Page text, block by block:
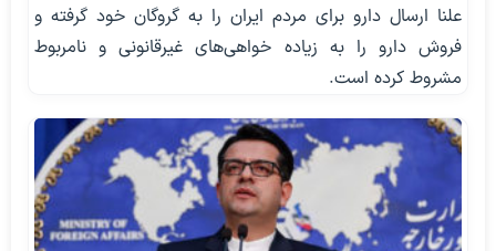
علنا ارسال دارو برای مردم ایران را به گروگان خود گرفته و
فروش دارو را به زیاده خواهی‌های غیرقانونی و نامربوط
مشروط کرده است.